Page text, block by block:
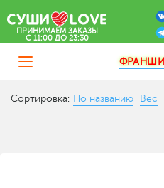
ПРИНИМАЕМ ЗАКАЗЫ
C 11:00 ДО 23:30
Сортировка: По названию Вес